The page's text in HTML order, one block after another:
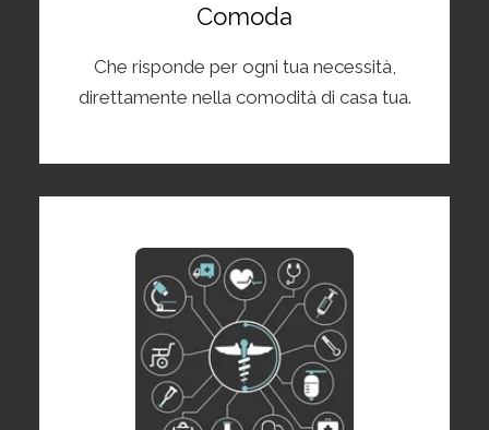
Comoda
Che risponde per ogni tua necessità,
direttamente nella comodità di casa tua.